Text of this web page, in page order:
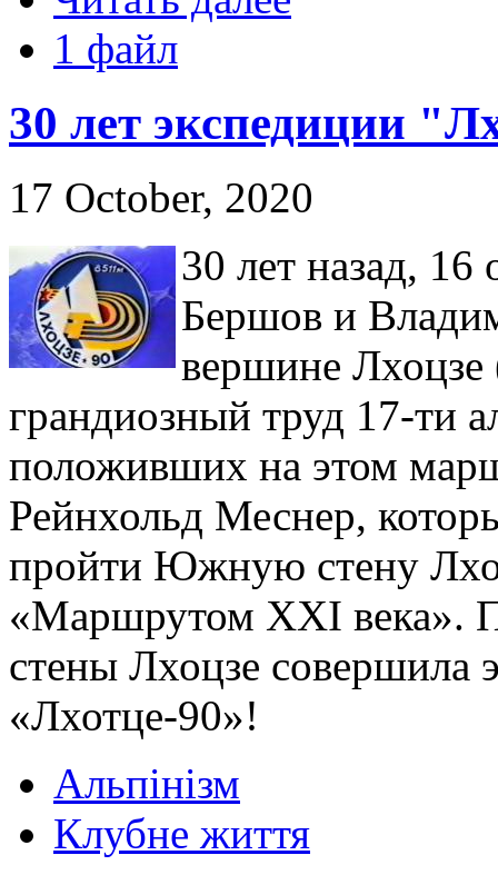
1 файл
30 лет экспедиции
17 October, 2020
30 лет назад, 16
Бершов и
вершине
грандиозный труд 17-ти
положивших на этом
Рейнхольд Меснер,
пройти Южную стену
«Маршрутом ХХI века».
стены Лхоцзе
«Лхотце-90»!
Альпінізм
Клубне життя